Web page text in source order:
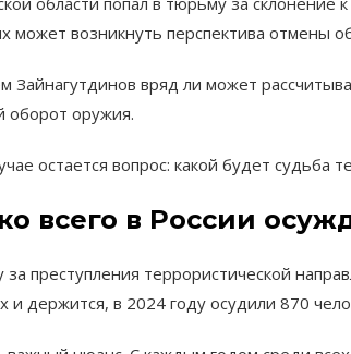
может возникнуть перспектива отмены
Зайнагутдинов вряд ли может
оборот оружия.
остается вопрос: какой будет
всего в России
за преступления террористической
и держится, в 2024 году осудили 870